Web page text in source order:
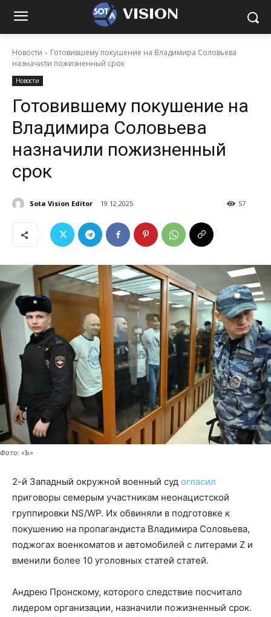
VISION
Новости
Готовившему покушение на Владимира Соловьева
назначили пожизненный срок
Новости
Готовившему покушение на
Владимира Соловьева
назначили пожизненный
срок
Sota Vision Editor 19.12.2025 57
Фото: «Ъ»
2-й Западный окружной военный суд огласил
приговоры семерым участникам неонацистской
группировки NS/WP. Их обвиняли в подготовке к
покушению на пропагандиста Владимира Соловьева,
поджогах военкоматов и автомобилей с литерами Z и
вменили более 10 уголовных статей статей.
Андрею Пронскому, которого следствие посчитало
лидером организации, назначили пожизненный срок.